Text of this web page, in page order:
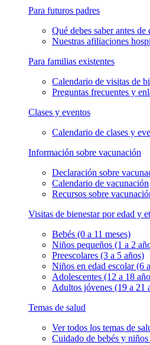
Para futuros padres
Qué debes saber antes
Nuestras afiliaciones
Para familias existentes
Calendario de visitas de
Preguntas frecuentes y
Clases y eventos
Calendario de clases y
Información sobre vacunación
Declaración sobre
Calendario de vacunación
Recursos sobre
Visitas de bienestar por edad y
Bebés (0 a 11 meses)
Niños pequeños (1 a 2
Preescolares (3 a 5 años)
Niños en edad escolar (6
Adolescentes (12 a 18
Adultos jóvenes (19 a 21
Temas de salud
Ver todos los temas de
Cuidado de bebés y niños